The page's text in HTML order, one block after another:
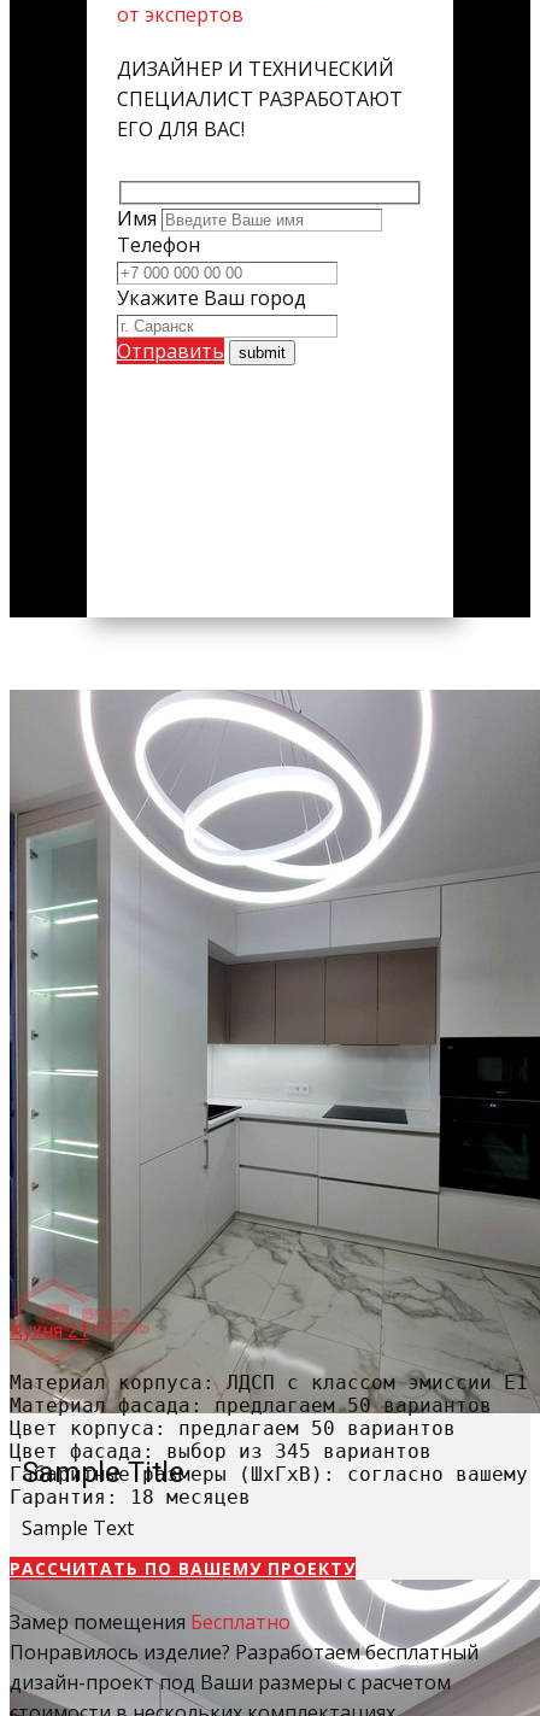
от экспертов
ДИЗАЙНЕР И ТЕХНИЧЕСКИЙ
СПЕЦИАЛИСТ РАЗРАБОТАЮТ
ЕГО ДЛЯ ВАС!
Имя
Телефон
Укажите Ваш город
Отправить
Sample Title
Sample Text
Кухня 21
Материал корпуса: ЛДСП с классом эмиссии Е1
Материал фасада: предлагаем 50 вариантов
Цвет корпуса: предлагаем 50 вариантов
Цвет фасада: выбор из 345 вариантов
Габаритные размеры (ШхГхВ): согласно вашему
Гарантия: 18 месяцев
РАССЧИТАТЬ​ ПО ВАШЕМУ ПРОЕКТУ
Замер помещения Бесплатно
Понравилось изделие? Разработаем бесплатный
дизайн-проект под Ваши размеры с расчетом